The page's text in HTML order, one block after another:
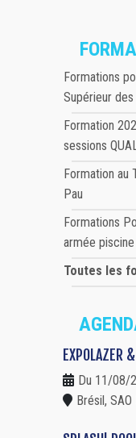
Formations
Supérieur
Formation
sessions
Formation au
Pau
Formations
armée
Toutes les
EXPOLAZER
Du 11/08/
Brésil, SAO